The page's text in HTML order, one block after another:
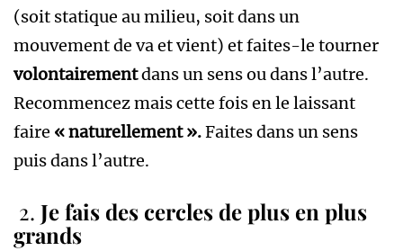
(soit statique au milieu, soit dans un
mouvement de va et vient) et faites-le tourner
volontairementdans un sens ou dans l’autre.
Recommencez mais cette fois en le laissant
faire « naturellement ».Faites dans un sens
puis dans l’autre.
2. Je fais des cercles de plus en plus
grands